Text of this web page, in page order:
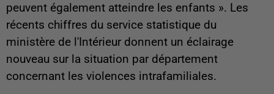
peuvent également atteindre les enfants ». Les
récents chiffres du service statistique du
ministère de l'Intérieur donnent un éclairage
nouveau sur la situation par département
concernant les violences intrafamiliales.